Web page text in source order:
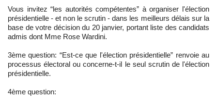
Vous invitez “les autorités compétentes” à organiser l'élection
présidentielle - et non le scrutin - dans les meilleurs délais sur la
base de votre décision du 20 janvier, portant liste des candidats
admis dont Mme Rose Wardini.
3ème question: “Est-ce que l'élection présidentielle” renvoie au
processus électoral ou concerne-t-il le seul scrutin de l'élection
présidentielle.
4ème question: